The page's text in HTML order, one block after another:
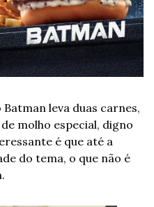
leva duas carnes,
molho especial, digno
é que até a
do tema, o que não é